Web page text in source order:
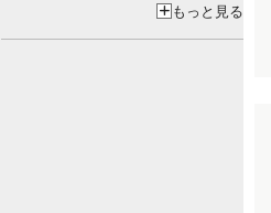
もっと見る